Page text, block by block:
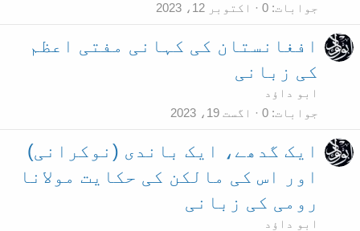
جوابات 0 اکتوبر 12، 2023
افغانستان کی کہانی مفتی اعظم
کی زبانی
ابو داؤد
جوابات 0 اگست 19، 2023
ایک گدھے، ایک باندی (نوکرانی)
اور اس کی مالکن کی حکایت مولانا
رومی کی زبانی
ابو داؤد